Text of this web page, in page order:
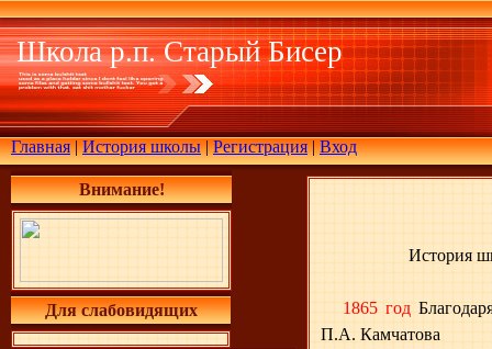
Школа р.п. Старый Бисер
Главная|История школы|Регистрация|Вход
Внимание!
Для слабовидящих
История
1865 год
П.А. Камчатова